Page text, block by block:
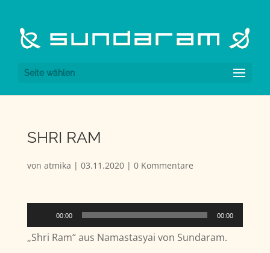
Seite wählen
SHRI RAM
von atmika | 03.11.2020| 0 Kommentare
Player
00:00 00:00
„Shri Ram“ aus Namastasyai von Sundaram.